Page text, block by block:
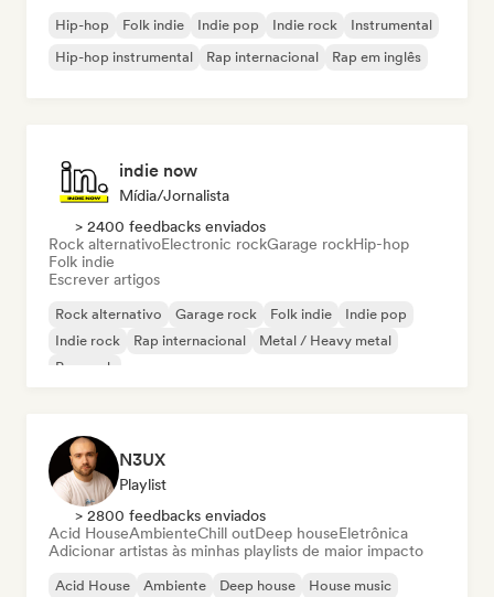
Hip-hop Folk indie Indie pop Indie rock
Instrumental
Hip-hop instrumental
Rap internacional Rap em inglês
indie now
Mídia/Jornalista
> 2400 feedbacks enviados
Rock alternativoElectronic rockGarage rockHip-hop
Folk indie
Escrever artigos
Rock alternativo Garage rock Folk indie
Indie pop
Indie rock
Rap internacional
Metal / Heavy metal
Pop rock
N3UX
Playlist
> 2800 feedbacks enviados
Acid HouseAmbienteChill outDeep houseEletrônica
Adicionar artistas às minhas playlists de maior impacto
Acid House Ambiente Deep house
House music